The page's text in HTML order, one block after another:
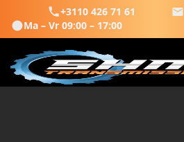
+3110 426 71 61
Ma – Vr 09:00 – 17:00